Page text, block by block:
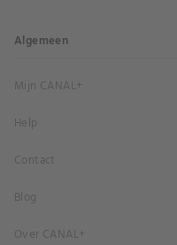
Algemeen
Mijn CANAL+
Help
Contact
Blog
Over CANAL+